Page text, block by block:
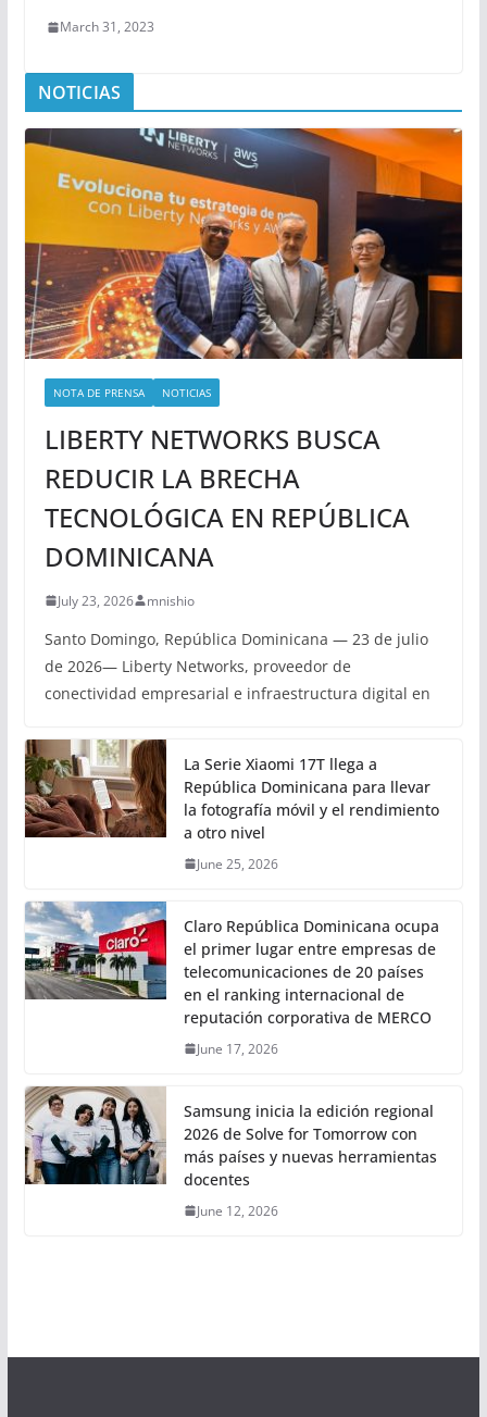
March 31, 2023
NOTICIAS
NOTA DE PRENSA NOTICIAS
LIBERTY NETWORKS BUSCA
REDUCIR LA BRECHA
TECNOLÓGICA EN REPÚBLICA
DOMINICANA
July 23, 2026 mnishio
Santo Domingo, República Dominicana — 23 de julio
de 2026— Liberty Networks, proveedor de
conectividad empresarial e infraestructura digital en
La Serie Xiaomi 17T llega a
República Dominicana para llevar
la fotografía móvil y el rendimiento
a otro nivel
June 25, 2026
Claro República Dominicana ocupa
el primer lugar entre empresas de
telecomunicaciones de 20 países
en el ranking internacional de
reputación corporativa de MERCO
June 17, 2026
Samsung inicia la edición regional
2026 de Solve for Tomorrow con
más países y nuevas herramientas
docentes
June 12, 2026